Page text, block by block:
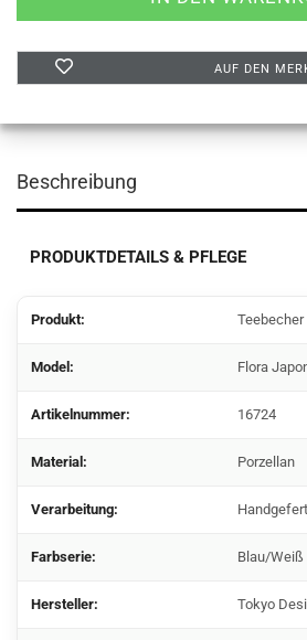
AUF DEN
Beschreibung
PRODUKTDETAILS & PFLEGE
Produkt: Teebecher
Model: Flora
Artikelnummer: 16724
Material: Porzellan
Verarbeitung:
Farbserie: Blau/Weiß
Hersteller: Tokyo